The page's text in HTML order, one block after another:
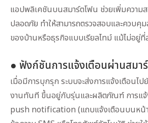
แอปพลิเคชันบนสมาร์ตโฟน ช่วยเพิ่มความส
ปลอดภัย ทำให้สามารถตรวจสอบและควบคุ
ของบ้านหรือธุรกิจแบบเรียลไทม์ แม้ไม่อยู่
● ฟังก์ชันการแจ้งเตือนผ่านสมา
เมื่อมีการบุกรุก ระบบจะส่งการแจ้งเตือนไ
งานทันที ขึ้นอยู่กับรุ่นและผลิตภัณฑ์ การแจ้
push notification (แถบแจ้งเตือนบนหน้